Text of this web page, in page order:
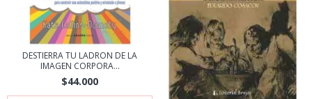
DESTIERRA TU LADRON DE LA
IMAGEN CORPORA...
$44.000